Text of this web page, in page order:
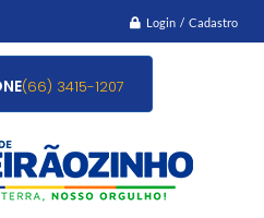
Login / Cadastro
(66) 3415-1207